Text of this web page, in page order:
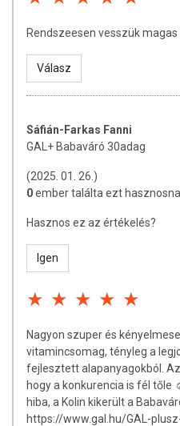
Rendszeesen vesszük
Válasz
Sáfián-Farkas Fanni
GAL+ Babaváró 30adag
(2025. 01. 26.)
0ember találta ezt
Hasznos ez az értékelés?
Igen
Nagyon szuper és
vitamincsomag, tényleg a
fejlesztett alapanyagokból.
hogy a konkurencia is fél
hiba, a Kolin kikerült a
https://www.gal.hu/GAL-